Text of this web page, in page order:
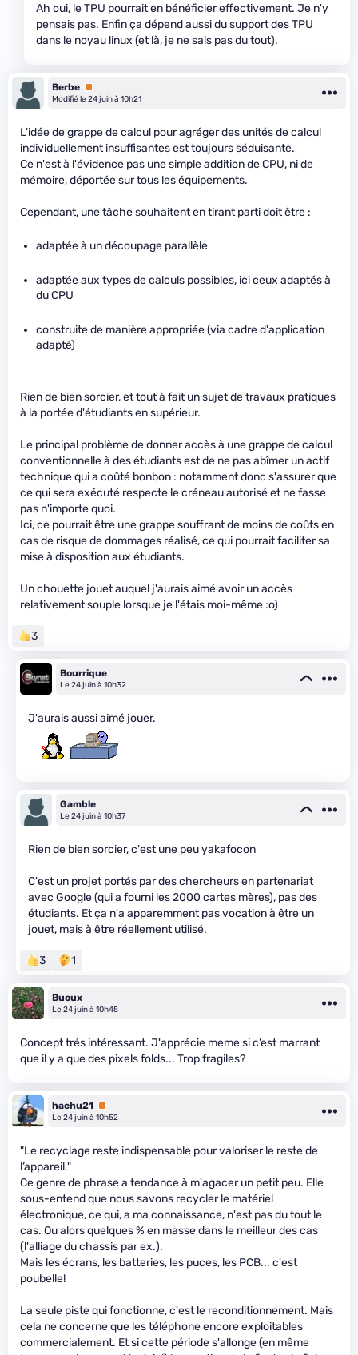
Ah oui, le TPU pourrait en bénéficier effectivement. Je n'y
pensais pas. Enfin ça dépend aussi du support des TPU
dans le noyau linux (et là, je ne sais pas du tout).
Berbe Premium
Modifié le 24 juin à 10h21
L'idée de grappe de calcul pour agréger des unités de calcul
individuellement insuffisantes est toujours séduisante.
Ce n'est à l'évidence pas une simple addition de CPU, ni de
mémoire, déportée sur tous les équipements.
Cependant, une tâche souhaitent en tirant parti doit être :
adaptée à un découpage parallèle
adaptée aux types de calculs possibles, ici ceux adaptés à
du CPU
construite de manière appropriée (via cadre d'application
adapté)
Rien de bien sorcier, et tout à fait un sujet de travaux pratiques
à la portée d'étudiants en supérieur.
Le principal problème de donner accès à une grappe de calcul
conventionnelle à des étudiants est de ne pas abîmer un actif
technique qui a coûté bonbon : notamment donc s'assurer que
ce qui sera exécuté respecte le créneau autorisé et ne fasse
pas n'importe quoi.
Ici, ce pourrait être une grappe souffrant de moins de coûts en
cas de risque de dommages réalisé, ce qui pourrait faciliter sa
mise à disposition aux étudiants.
Un chouette jouet auquel j'aurais aimé avoir un accès
relativement souple lorsque je l'étais moi-même :o)
3
Bourrique
Le 24 juin à 10h32
J'aurais aussi aimé jouer.
Gamble
Le 24 juin à 10h37
Rien de bien sorcier, c'est une peu yakafocon
C'est un projet portés par des chercheurs en partenariat
avec Google (qui a fourni les 2000 cartes mères), pas des
étudiants. Et ça n'a apparemment pas vocation à être un
jouet, mais à être réellement utilisé.
3 1
Buoux
Le 24 juin à 10h45
Concept trés intéressant. J'apprécie meme si c’est marrant
que il y a que des pixels folds... Trop fragiles?
hachu21 Premium
Le 24 juin à 10h52
"Le recyclage reste indispensable pour valoriser le reste de
l’appareil."
Ce genre de phrase a tendance à m'agacer un petit peu. Elle
sous-entend que nous savons recycler le matériel
électronique, ce qui, a ma connaissance, n'est pas du tout le
cas. Ou alors quelques % en masse dans le meilleur des cas
(l'alliage du chassis par ex.).
Mais les écrans, les batteries, les puces, les PCB... c'est
poubelle!
La seule piste qui fonctionne, c'est le reconditionnement. Mais
cela ne concerne que les téléphone encore exploitables
commercialement. Et si cette période s'allonge (en même